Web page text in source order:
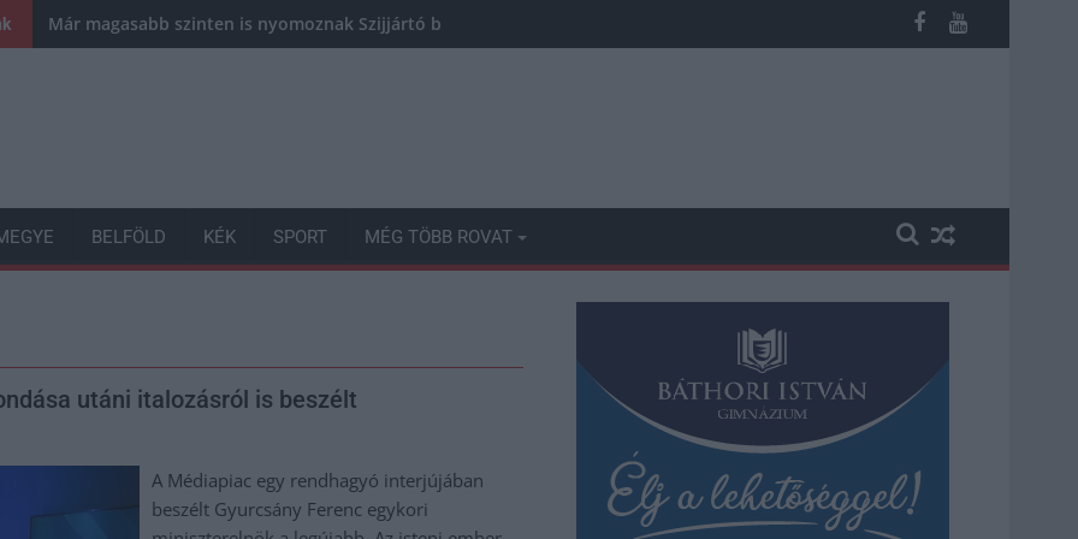
Már magasabb szinten is nyomoznak Szijjártó büntetőügyében, vesztegetés miatt 3 év letöltendőt kaphat és ez csak az
BELFÖLD KÉK SPORT MÉG TÖBB ROVAT
utáni italozásról is beszélt
A Médiapiac egy rendhagyó interjújában
beszélt Gyurcsány Ferenc egykori